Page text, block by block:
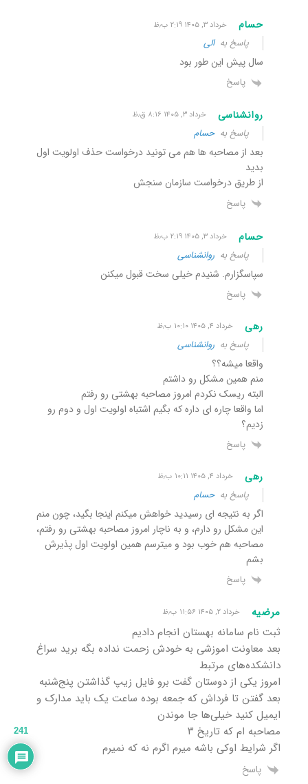
حسام خرداد ۳, ۱۴۰۵ ۲:۱۹ ب٫ظ
پاسخ بهالی
سال پیش این طور بود
پاسخ
روانشناسی خرداد ۳, ۱۴۰۵ ۸:۱۶ ق٫ظ
پاسخ بهحسام
بعد از مصاحبه ها هم می تونید درخواست حذف اولویت اول
بدید
از طریق درخواست سازمان سنجش
پاسخ
حسام خرداد ۳, ۱۴۰۵ ۲:۱۹ ب٫ظ
پاسخ به روانشناسی
سپاسگزارم. شنیدم خیلی سخت قبول میکنن
پاسخ
رهی خرداد ۴, ۱۴۰۵ ۱۰:۱۰ ب٫ظ
پاسخ به روانشناسی
واقعا میشه؟؟
منم همین مشکل رو داشتم
البته ریسک نکردم امروز مصاحبه بهشتی رو رفتم
اما واقعا چاره ای داره که بگیم اشتباه اولویت اول و دوم رو
زدیم؟
پاسخ
رهی خرداد ۴, ۱۴۰۵ ۱۰:۱۱ ب٫ظ
پاسخ بهحسام
اگر به نتیجه ای رسیدید خواهش میکنم اینجا بگید، چون منم
این مشکل رو دارم، و به ناچار امروز مصاحبه بهشتی رو رفتم،
مصاحبه هم خوب بود و میترسم همین اولویت اول پذیرش
بشم
پاسخ
مرضیه خرداد ۲, ۱۴۰۵ ۱۱:۵۶ ب٫ظ
ثبت نام سامانه بهستان انجام دادیم
بعد معاونت اموزشی به خودش زحمت نداده بگه برید سراغ
دانشکده‌های مرتبط
امروز یکی از دوستان گفت برو فایل زیپ گذاشتن پنج‌شنبه
بعد گفتن تا فرداش که جمعه بوده ساعت یک باید مدارک و
ایمیل کنید خیلی‌ها جا موندن
مصاحبه ام که تاریخ ۳
اگر شرایط اوکی باشه میرم اگرم نه که نمیرم
پاسخ
241